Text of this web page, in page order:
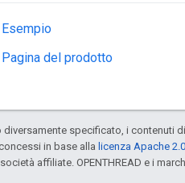
Esempio
Pagina del prodotto
diversamente specificato, i contenuti
in base alla licenza Apache 2.0
affiliate. OPENTHREAD e i